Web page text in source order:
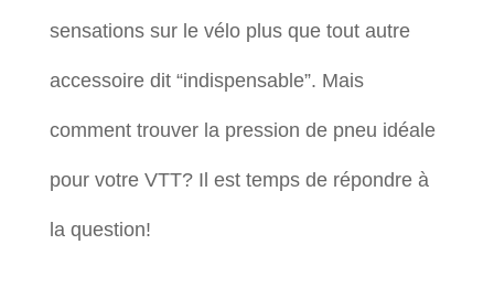
sensations sur le vélo plus que tout autre
accessoire dit “indispensable”. Mais
comment trouver la pression de pneu idéale
pour votre VTT? Il est temps de répondre à
la question!